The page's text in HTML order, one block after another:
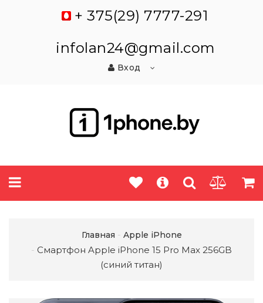
+ 375(29) 7777-291
infolan24@gmail.com
Вход
Главная Apple iPhone
Смартфон Apple iPhone 15 Pro Max 256GB
(синий титан)